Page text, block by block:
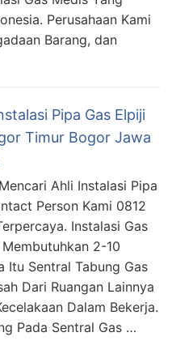
Perusahaan Kami
Barang, dan
Pipa Gas Elpiji
Timur Bogor Jawa
Ahli Instalasi Pipa
Person Kami 0812
Instalasi Gas
2-10
Itu Sentral Tabung Gas
Dari Ruangan Lainnya
Dalam Bekerja.
Pada Sentral Gas …